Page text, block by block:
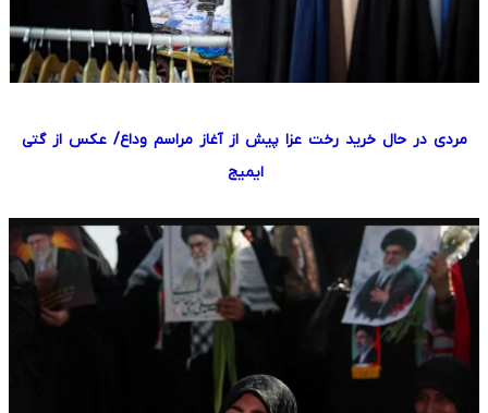
مردی در حال خرید رخت عزا پیش از آغاز مراسم وداع/ عکس از گتی
ایمیج